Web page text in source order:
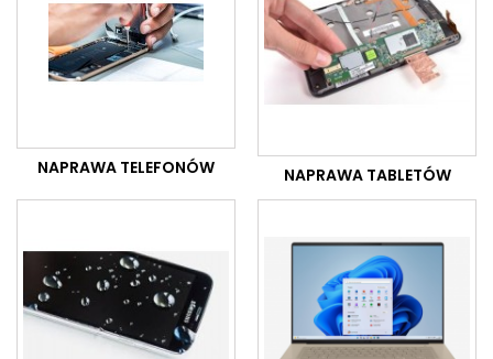
NAPRAWA TELEFONÓW NAPRAWA TABLETÓW